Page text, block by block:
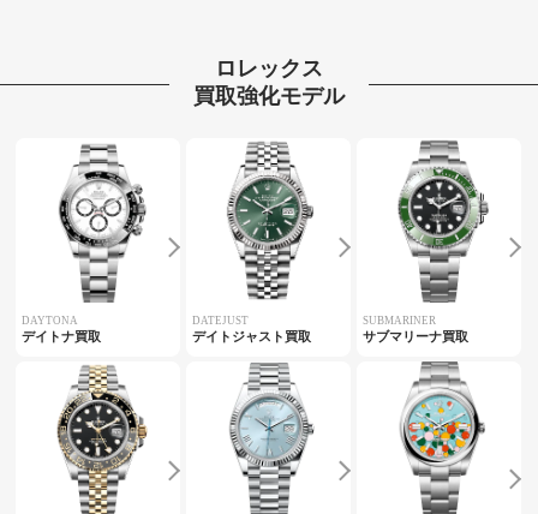
ロレックス
買取強化モデル
DAYTONA
デイトナ買取
DATEJUST
デイトジャスト買取
SUBMARINER
サブマリーナ買取